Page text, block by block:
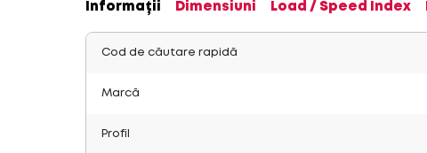
Informații Dimensiuni Load / Speed Index
Cod de căutare rapidă
Marcă
Profil